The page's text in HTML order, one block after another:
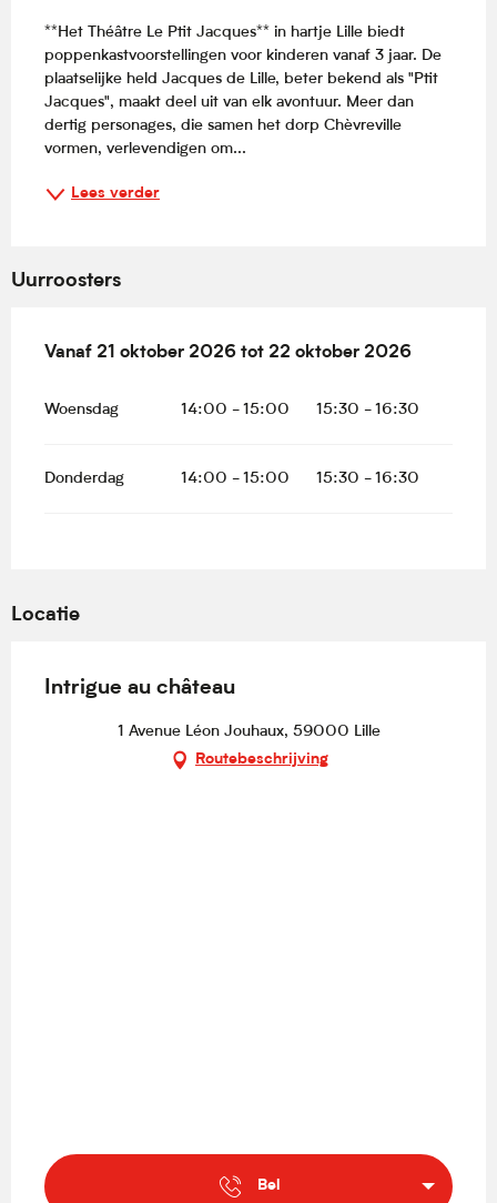
**Het Théâtre Le Ptit Jacques** in hartje Lille biedt
poppenkastvoorstellingen voor kinderen vanaf 3 jaar. De
plaatselijke held Jacques de Lille, beter bekend als "Ptit
Jacques", maakt deel uit van elk avontuur. Meer dan
dertig personages, die samen het dorp Chèvreville
vormen, verlevendigen om...
Lees verder
Uurroosters
Vanaf 21 oktober 2026 tot 22 oktober 2026
Vanaf 21 oktober 2026 tot 22 oktober 2026
Woensdag 14:00 - 15:00 15:30 - 16:30
Donderdag 14:00 - 15:00 15:30 - 16:30
Locatie
Intrigue au château
1 Avenue Léon Jouhaux, 59000 Lille
Routebeschrijving
Bel